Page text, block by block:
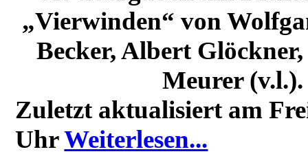
„Vierwinden“ von
Becker, Albert
Meurer
Zuletzt aktualisiert am
UhrWeiterlesen...